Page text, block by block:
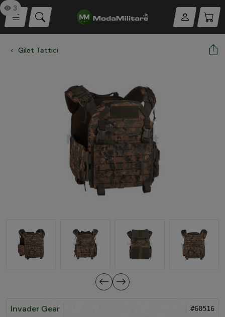
Gilet Tattici
3
Invader Gear #60516